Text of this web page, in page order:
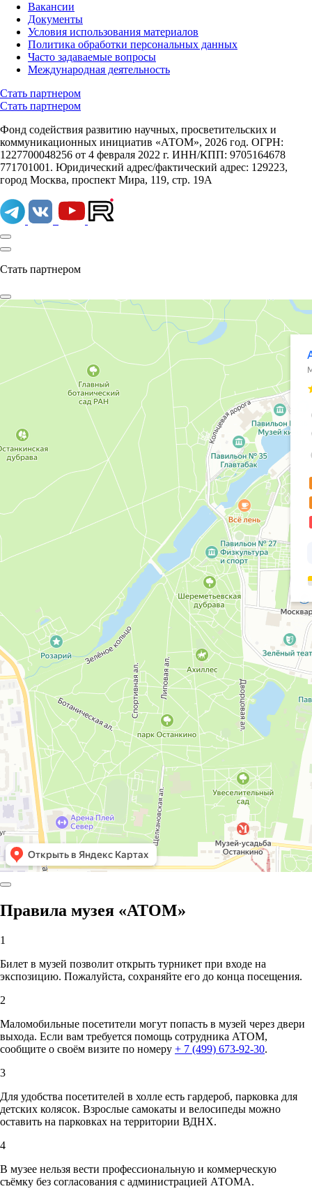
Вакансии
Документы
Условия использования материалов
Политика обработки персональных данных
Часто задаваемые вопросы
Международная деятельность
Стать партнером
Стать партнером
Фонд содействия развитию научных, просветительских и
коммуникационных инициатив «АТОМ», 2026 год. ОГРН:
1227700048256 от 4 февраля 2022 г. ИНН/КПП: 9705164678
771701001. Юридический адрес/фактический адрес: 129223,
город Москва, проспект Мира, 119, стр. 19А
Стать партнером
Правила музея «АТОМ»
1
Билет в музей позволит открыть турникет при входе на
экспозицию. Пожалуйста, сохраняйте его до конца посещения.
2
Маломобильные посетители могут попасть в музей через двери
выхода. Если вам требуется помощь сотрудника АТОМ,
сообщите о своём визите по номеру + 7 (499) 673-92-30.
3
Для удобства посетителей в холле есть гардероб, парковка для
детских колясок. Взрослые самокаты и велосипеды можно
оставить на парковках на территории ВДНХ.
4
В музее нельзя вести профессиональную и коммерческую
съёмку без согласования с администрацией АТОМА.